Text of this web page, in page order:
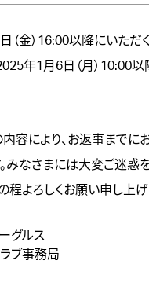
（金）16:00以降にいただ
年1月6日（月）10:00
容により、お返事までに
みなさまには大変ご迷惑
程よろしくお願い申し上げ
グルス
ブ事務局